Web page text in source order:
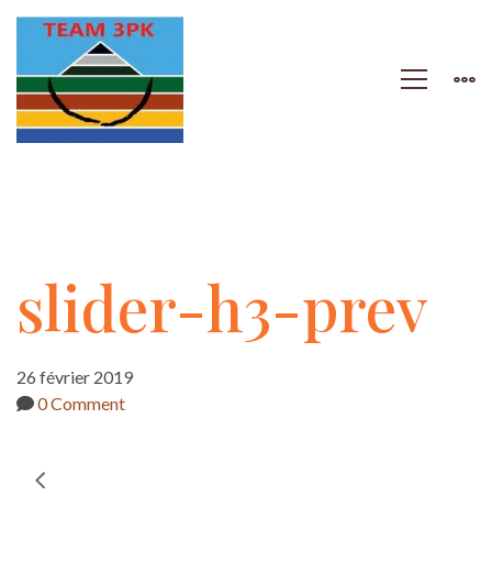
slider-
h3-
prev
slider-h3-prev
26 février 2019
0 Comment